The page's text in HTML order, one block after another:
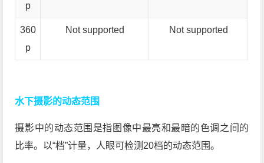
p
360
p
Not supported Not supported
水下摄影的动态范围
摄影中的动态范围是指图像中最亮和最暗的色调之间的
比率。以“档”计量，人眼可检测20档的动态范围。